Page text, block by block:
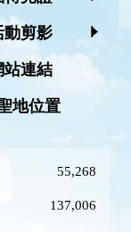
動剪影
站連結
地位置
55,268
137,006